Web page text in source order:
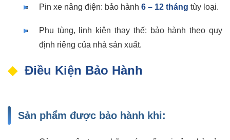
Pin xe nâng điện: bảo hành 6 – 12 tháng tùy loại.
Phụ tùng, linh kiện thay thế: bảo hành theo quy
định riêng của nhà sản xuất.
Điều Kiện Bảo Hành
Sản phẩm được bảo hành khi: